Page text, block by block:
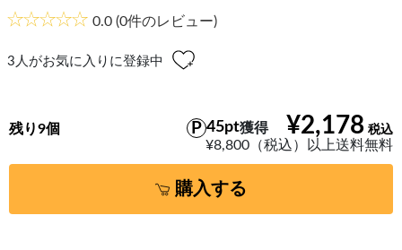
0.0 (0件のレビュー)
3 人がお気に入りに登録中
¥2,178
45pt獲得
¥8,800（税込）以上送料無料
残り9個
購入する